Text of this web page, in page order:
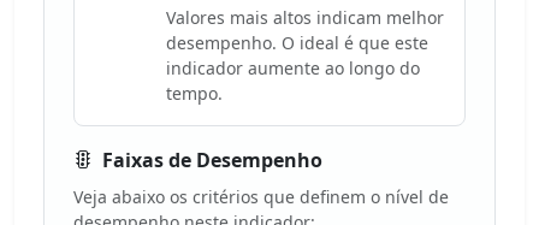
Valores mais altos indicam melhor
desempenho. O ideal é que este
indicador aumente ao longo do
tempo.
Faixas de Desempenho
Veja abaixo os critérios que definem o nível de